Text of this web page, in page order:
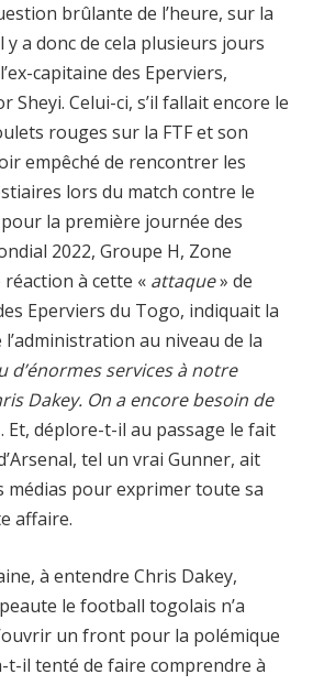
brûlante de l’heure, sur la
a donc de cela plusieurs jours
capitaine des Eperviers,
Sheyi. Celui-ci, s’il fallait encore le
rouges sur la FTF et son
empêché de rencontrer les
lors du match contre le
la première journée des
2022, Groupe H, Zone
à cette « attaque» de
Eperviers du Togo, indiquait la
au niveau de la
d’énormes services à notre
Dakey. On a encore besoin de
Et, déplore-t-il au passage le fait
tel un vrai Gunner, ait
médias pour exprimer toute sa
affaire.
à entendre Chris Dakey,
le football togolais n’a
un front pour la polémique
t-il tenté de faire comprendre à